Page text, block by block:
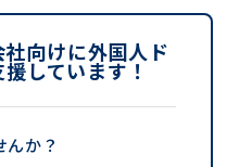
向けに外国人ド
しています！
か？